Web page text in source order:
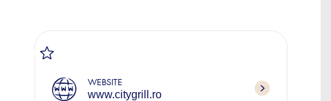
WEBSITE
www.citygrill.ro